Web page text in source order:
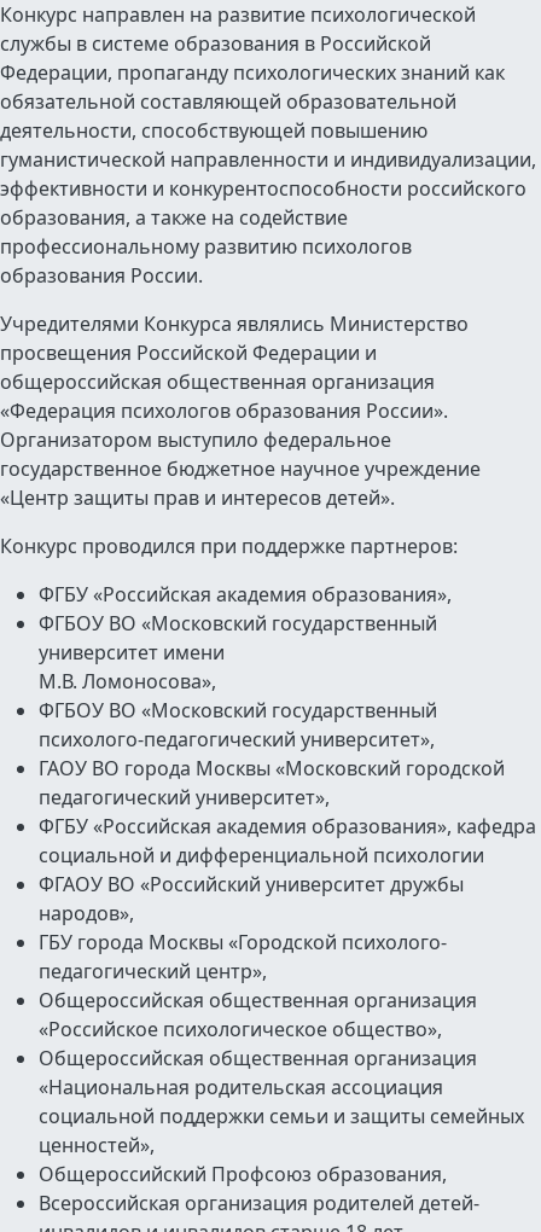
Конкурс направлен на развитие психологической
службы в системе образования в Российской
Федерации, пропаганду психологических знаний как
обязательной составляющей образовательной
деятельности, способствующей повышению
гуманистической направленности и индивидуализации,
эффективности и конкурентоспособности российского
образования, а также на содействие
профессиональному развитию психологов
образования России.
Учредителями Конкурса являлись Министерство
просвещения Российской Федерации и
общероссийская общественная организация
«Федерация психологов образования России».
Организатором выступило федеральное
государственное бюджетное научное учреждение
«Центр защиты прав и интересов детей».
Конкурс проводился при поддержке партнеров:
ФГБУ «Российская академия образования»,
ФГБОУ ВО «Московский государственный
университет имени
М.В. Ломоносова»,
ФГБОУ ВО «Московский государственный
психолого-педагогический университет»,
ГАОУ ВО города Москвы «Московский городской
педагогический университет»,
ФГБУ «Российская академия образования», кафедра
социальной и дифференциальной психологии
ФГАОУ ВО «Российский университет дружбы
народов»,
ГБУ города Москвы «Городской психолого-
педагогический центр»,
Общероссийская общественная организация
«Российское психологическое общество»,
Общероссийская общественная организация
«Национальная родительская ассоциация
социальной поддержки семьи и защиты семейных
ценностей»,
Общероссийский Профсоюз образования,
Всероссийская организация родителей детей-